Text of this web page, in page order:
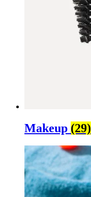
Makeup (29)